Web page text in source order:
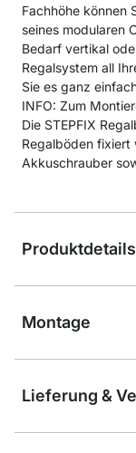
Fachhöhe können
seines modularen
Bedarf vertikal
Regalsystem all
Sie es ganz
INFO: Zum
Die STEPFIX
Regalböden fixiert
Akkuschrauber
Produktdetails
Montage
Lieferung &